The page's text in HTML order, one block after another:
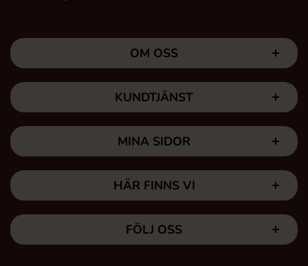
OM OSS
KUNDTJÄNST
MINA SIDOR
HÄR FINNS VI
FÖLJ OSS